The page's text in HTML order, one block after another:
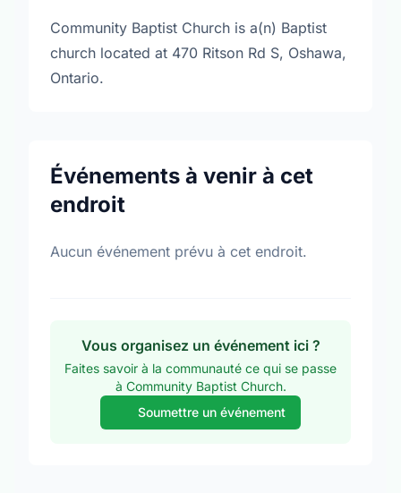
Community Baptist Church is a(n) Baptist
church located at 470 Ritson Rd S, Oshawa,
Ontario.
Événements à venir à cet
endroit
Aucun événement prévu à cet endroit.
Vous organisez un événement ici ?
Faites savoir à la communauté ce qui se passe
à Community Baptist Church.
Soumettre un événement